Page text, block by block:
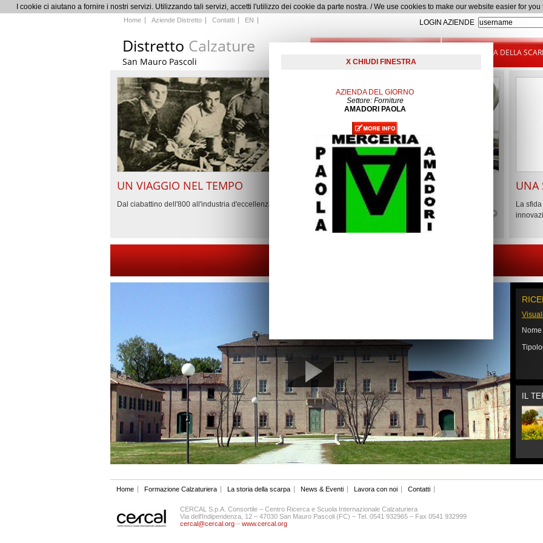
X CHIUDI FINESTRA
AZIENDA DEL GIORNO
Settore: Forniture
AMADORI PAOLA
Lista delle aziende calzaturiere del Distretto di
Home Aziende Distretto Contatti EN LOGIN AZIENDE
Distretto Calzature
San Mauro Pascoli
LA STORIA DELLA
UN VIAGGIO NEL TEMPO
Dal ciabattino dell'800 all'industria d'eccellenza
SCARPE CHE PASSIONE
Guarda il video completo
UNA
La
Nome
IL
Home Formazione Calzaturiera La storia della scarpa News & Eventi Lavora con noi Contatti
CERCAL S.p.A. Consortile – Centro Ricerca e Scuola Internazionale Calzaturiera
Via dell'Indipendenza, 12 – 47030 San Mauro Pascoli (FC) – Tel. 0541 932965 – Fax 0541 932999
cercal@cercal.org – www.cercal.org
I cookie ci aiutano a fornire i nostri servizi. Utilizzando tali servizi, accetti l'utilizzo dei cookie da parte nostra. / We use cookies to make our website easier for